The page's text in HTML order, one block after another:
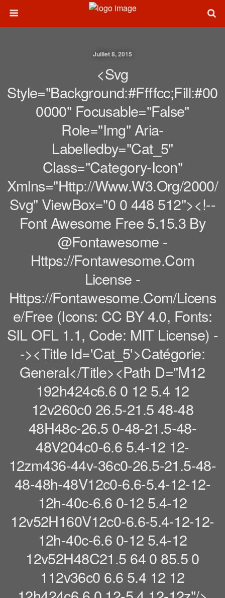
Juillet 8, 2015
<svg
Style="background:#ffffcc;fill:#00
0000" Focusable="false"
Role="img" Aria-
Labelledby="cat_5"
Class="category-Icon"
Xmlns="http://www.w3.org/2000/
Svg" ViewBox="0 0 448 512"><!--
Font Awesome Free 5.15.3 By
@fontawesome -
Https://fontawesome.com
License -
Https://fontawesome.com/licens
E/free (Icons: CC BY 4.0, Fonts:
SIL OFL 1.1, Code: MIT License) -
-><title Id='cat_5'>Catégorie:
General</title><path D="M12
192h424c6.6 0 12 5.4 12
12v260c0 26.5-21.5 48-48
48H48c-26.5 0-48-21.5-48-
48V204c0-6.6 5.4-12 12-
12zm436-44v-36c0-26.5-21.5-48-
48-48h-48V12c0-6.6-5.4-12-12-
12h-40c-6.6 0-12 5.4-12
12v52H160V12c0-6.6-5.4-12-12-
12h-40c-6.6 0-12 5.4-12
12v52H48C21.5 64 0 85.5 0
112v36c0 6.6 5.4 12 12